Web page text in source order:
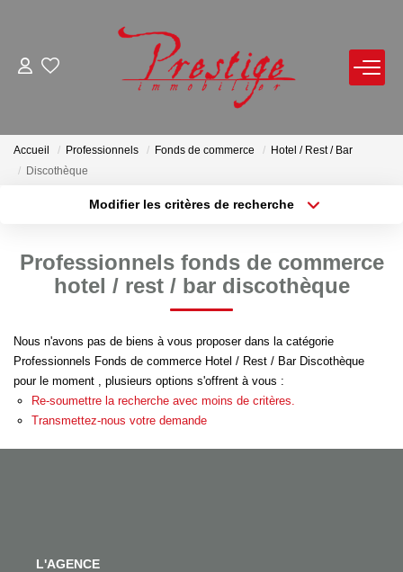
ACHETER
LOUER
VENDRE
Estimation En Ligne
NOTRE AGENCE
Nos Actualités
Accueil Professionnels Fonds de commerce
Hotel / Rest / Bar
Discothèque
Modifier les critères de recherche
Surface min Budget max
Professionnels fonds de commerce
hotel / rest / bar discothèque
Nous n'avons pas de biens à vous proposer dans la catégorie
Professionnels Fonds de commerce Hotel / Rest / Bar Discothèque
pour le moment , plusieurs options s'offrent à vous :
Re-soumettre la recherche avec moins de critères.
Transmettez-nous votre demande
L'AGENCE